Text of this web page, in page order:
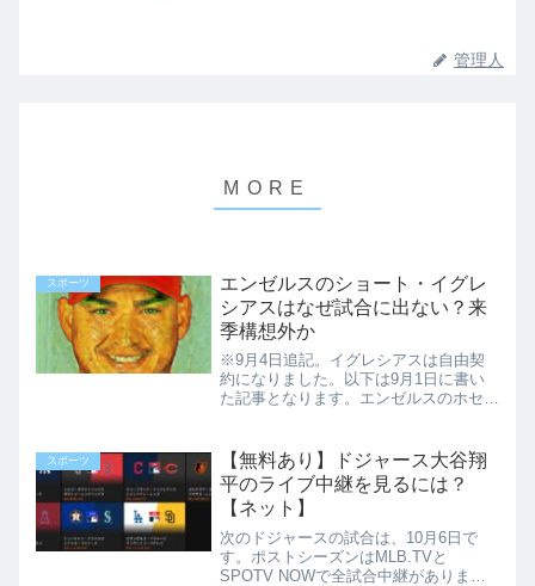
管理人
スポーツ
エンゼルスのショート・イグレ
シアスはなぜ試合に出ない？来
季構想外か
※9月4日追記。イグレシアスは自由契
約になりました。以下は9月1日に書い
た記事となります。エンゼルスのホセ・
を打った時にベンチ前でお出迎えしてく
れる選手なので、日本の...
スポーツ
【無料あり】ドジャース大谷翔
平のライブ中継を見るには？
【ネット】
次のドジャースの試合は、10月6日で
す。ポストシーズンはMLB.TVと
SPOTV NOWで全試合中継がありま